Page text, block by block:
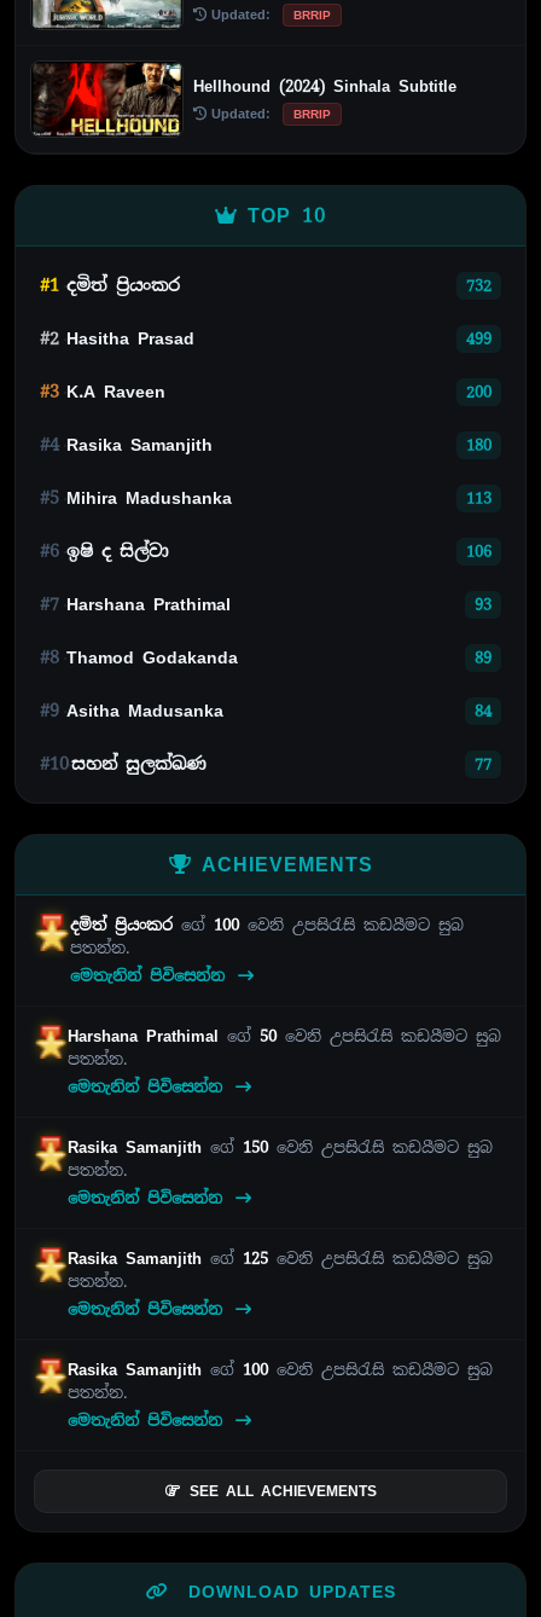
Updated: BRRIP
Hellhound (2024) Sinhala Subtitle
Updated: BRRIP
TOP 10
#1 දමිත් ප්‍රියංකර 732
#2 Hasitha Prasad 499
#3 K.A Raveen 200
#4 Rasika Samanjith 180
#5 Mihira Madushanka 113
#6 ඉෂි ද සිල්වා 106
#7 Harshana Prathimal 93
#8 Thamod Godakanda 89
#9 Asitha Madusanka 84
#10සහන් සුලක්ඛණ 77
ACHIEVEMENTS
දමිත් ප්‍රියංකරගේ 100වෙනි උපසිරැසි කඩයීමට සුබ
පතන්න.
මෙතැනින් පිවිසෙන්න
Harshana Prathimal ගේ 50වෙනි උපසිරැසි කඩයීමට සුබ
පතන්න.
මෙතැනින් පිවිසෙන්න
Rasika Samanjithගේ 150වෙනි උපසිරැසි කඩයීමට සුබ
පතන්න.
මෙතැනින් පිවිසෙන්න
Rasika Samanjithගේ 125 වෙනි උපසිරැසි කඩයීමට සුබ
පතන්න.
මෙතැනින් පිවිසෙන්න
Rasika Samanjithගේ 100වෙනි උපසිරැසි කඩයීමට සුබ
පතන්න.
මෙතැනින් පිවිසෙන්න
SEE ALL ACHIEVEMENTS
DOWNLOAD UPDATES